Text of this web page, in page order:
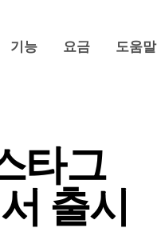
기능 요금 도움말
타그
출시